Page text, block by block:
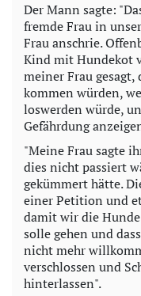
Der Mann sagte:
fremde Frau in
Frau anschrie.
Kind mit Hundekot
meiner Frau
kommen würden,
loswerden würde,
Gefährdung
"Meine Frau sagte
dies nicht passiert
gekümmert hätte.
einer Petition und
damit wir die
solle gehen und
nicht mehr
verschlossen und
hinterlassen".